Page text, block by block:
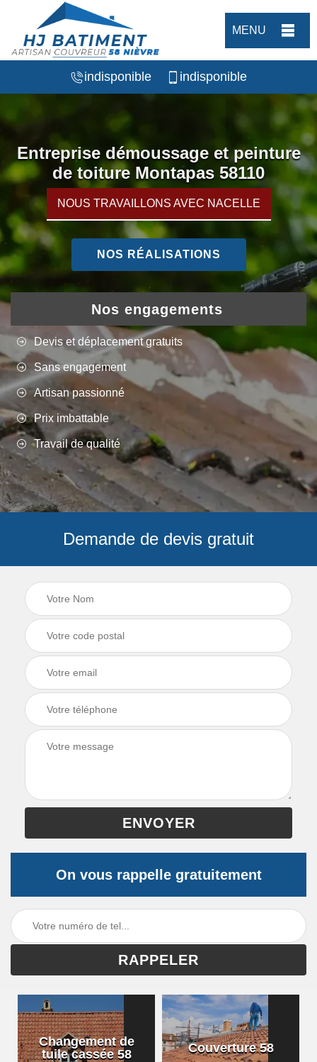
MENU
indisponible indisponible
Entreprise démoussage et peinture
de toiture Montapas 58110
NOUS TRAVAILLONS AVEC NACELLE
NOS RÉALISATIONS
Nos engagements
Devis et déplacement gratuits
Sans engagement
Artisan passionné
Prix imbattable
Travail de qualité
Demande de devis gratuit
On vous rappelle gratuitement
Changement de
tuile cassée 58
Couverture 58